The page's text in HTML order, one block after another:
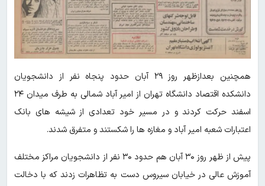
همچنین بعدازظهر روز ۲۹ آبان حدود پنجاه نفر از دانشجویان
دانشکده اقتصاد دانشگاه تهران از امیر آباد شمالی به طرف میدان ۲۴
اسفند حرکت کردند و در مسیر خود تعدادی از شیشه های بانک
اعتبارات شعبه امیر آباد و مغازه ها را شکستند و متفرق شدند.
پیش از ظهر روز ۳۰ آبان هم حدود ۳۰ نفر از دانشجویان مراکز مختلف
آموزش عالی در خیابان سیروس دست به تظاهرات زدند که با دخالت